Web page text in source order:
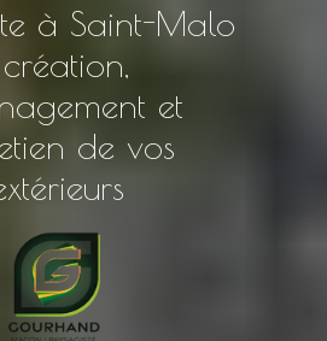
à Saint-Malo
et
de vos